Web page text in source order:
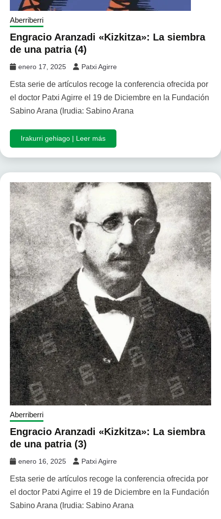
Aberriberri
Engracio Aranzadi «Kizkitza»: La siembra
de una patria (4)
enero 17, 2025 Patxi Agirre
Esta serie de artículos recoge la conferencia ofrecida por
el doctor Patxi Agirre el 19 de Diciembre en la Fundación
Sabino Arana (Irudia: Sabino Arana
Irakurri gehiago | Leer más
Aberriberri
Engracio Aranzadi «Kizkitza»: La siembra
de una patria (3)
enero 16, 2025 Patxi Agirre
Esta serie de artículos recoge la conferencia ofrecida por
el doctor Patxi Agirre el 19 de Diciembre en la Fundación
Sabino Arana (Irudia: Sabino Arana